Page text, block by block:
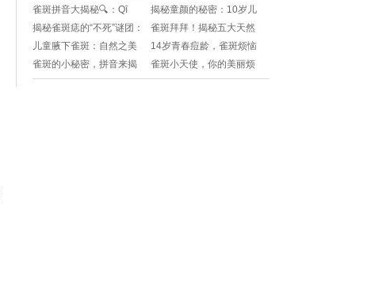
的双重较量
与自然美学的交融
雀斑拼音大揭秘🔍：Qī
Bān，你的美丽秘密武器!
揭秘童颜的秘密：10岁儿
童雀斑为何“突袭”？!
揭秘雀斑痣的“不死”谜团：
为何总是难以治愈？💖
雀斑拜拜！揭秘五大天然
秘籍，让你肌肤白皙如初!
儿童腋下雀斑：自然之美
与成长的印记
14岁青春痘龄，雀斑烦恼
不再？秘籍在此!
雀斑的小秘密，拼音来揭
晓🔍!
雀斑小天使，你的美丽烦
恼终结者✨！揭秘雀斑最佳